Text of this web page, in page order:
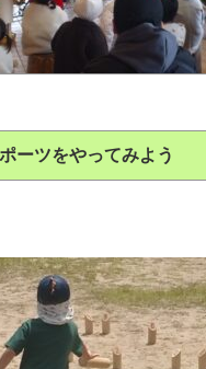
ーツをやってみよう